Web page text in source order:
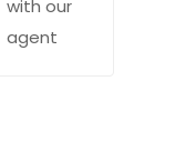
with our
agent